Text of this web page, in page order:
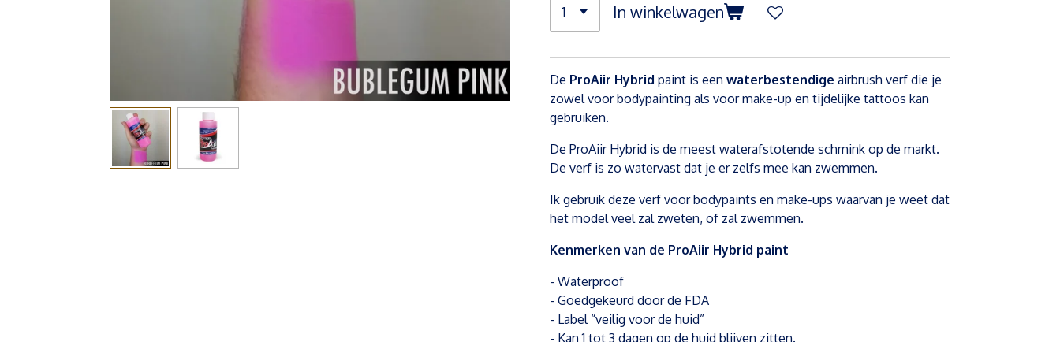
In winkelwagen
De ProAiir Hybrid paint is een waterbestendige airbrush verf die je
zowel voor bodypainting als voor make-up en tijdelijke tattoos kan
gebruiken.
De ProAiir Hybrid is de meest waterafstotende schmink op de markt.
De verf is zo watervast dat je er zelfs mee kan zwemmen.
Ik gebruik deze verf voor bodypaints en make-ups waarvan je weet dat
het model veel zal zweten, of zal zwemmen.
Kenmerken van de ProAiir Hybrid paint
- Waterproof
- Goedgekeurd door de FDA
- Label “veilig voor de huid”
- Kan 1 tot 3 dagen op de huid blijven zitten.